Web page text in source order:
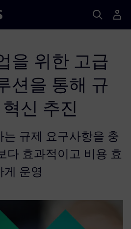
을 위한 고급
션을 통해 규
신 추진
규제 요구사항을 충
다 효과적이고 비용 효
게 운영